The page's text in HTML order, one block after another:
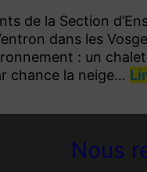
de la Section
dans les
: un
chance la neige…
Nous